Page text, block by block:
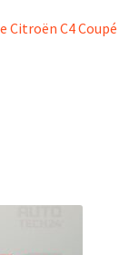
Citroën C4 Coupé